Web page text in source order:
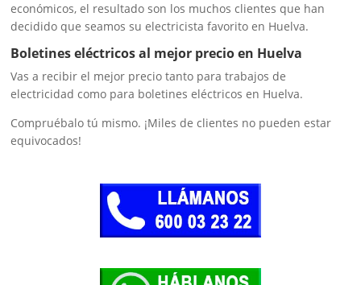
económicos, el resultado son los muchos clientes que han
decidido que seamos su electricista favorito en Huelva.
Boletines eléctricos al mejor precio en Huelva
Vas a recibir el mejor precio tanto para trabajos de
electricidad como para boletines eléctricos en Huelva.
Compruébalo tú mismo. ¡Miles de clientes no pueden estar
equivocados!